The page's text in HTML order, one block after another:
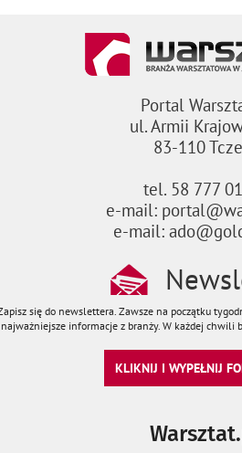
Portal
ul. Armii
83-110
tel. 58 777
e-mail:
e-mail:
się do newslettera. Zawsze na początku
najważniejsze informacje z branży. W każdej chwili
KLIKNIJ I WYPEŁNIJ